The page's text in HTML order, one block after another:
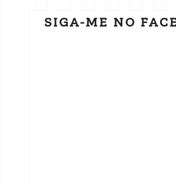
SIGA-ME NO